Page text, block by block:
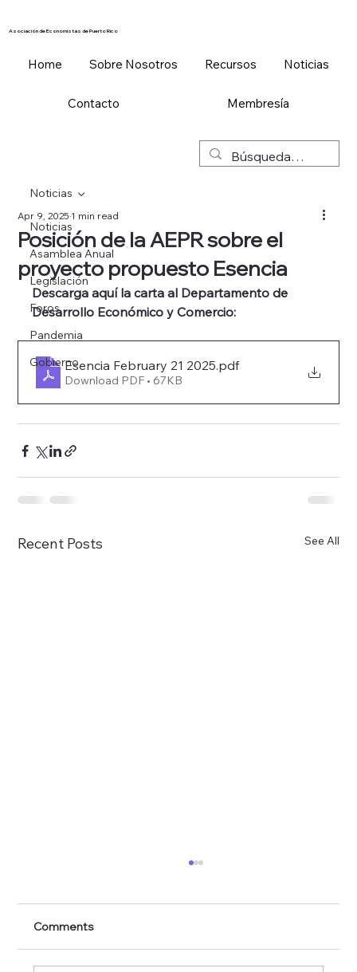
Asociación de Economistas de Puerto Rico
Home Sobre Nosotros Recursos Noticias
Contacto Membresía
Noticias
Asamblea Anual
Legislación
Foros
Pandemia
Gobierno
Noticias
Posición de la AEPR sobre el
proyecto propuesto Esencia
Apr 9, 20251 min read
Descarga aquí la carta al Departamento de
Desarrollo Económico y Comercio:
Esencia February 21 2025.pdf
Download PDF • 67KB
Recent Posts See All
La Asociación de Economistas de Puerto Rico
generado en torno al Proyecto del Senado
Comments